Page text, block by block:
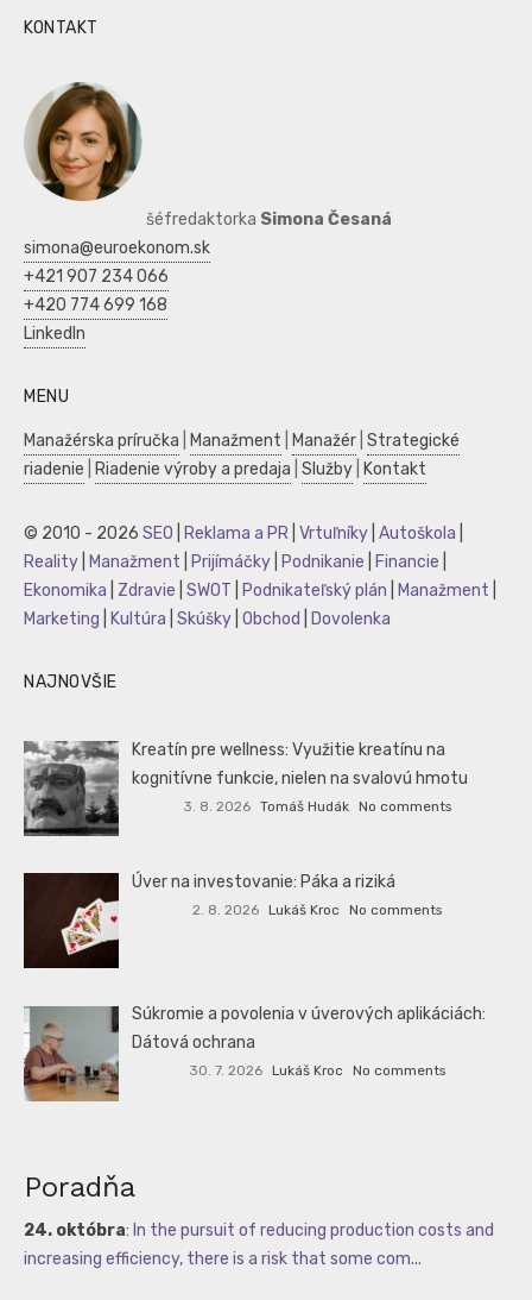
KONTAKT
šéfredaktorka Simona Česaná
simona@euroekonom.sk
+421 907 234 066
+420 774 699 168
LinkedIn
MENU
Manažérska príručka Manažment Manažér Strategické
riadenie
Riadenie výroby a predaja Služby Kontakt
© 2010 - 2026 SEO Reklama a PR Vrtuľníky Autoškola
Reality
Manažment Prijímáčky Podnikanie Financie
Ekonomika
Zdravie SWOT Podnikateľský plán Manažment
Marketing
Kultúra Skúšky Obchod Dovolenka
NAJNOVŠIE
Kreatín pre wellness: Využitie kreatínu na
kognitívne funkcie, nielen na svalovú hmotu
3. 8. 2026 Tomáš Hudák No comments
Úver na investovanie: Páka a riziká
2. 8. 2026 Lukáš Kroc No comments
Súkromie a povolenia v úverových aplikáciách:
Dátová ochrana
30. 7. 2026 Lukáš Kroc No comments
Poradňa
24. októbra: In the pursuit of reducing production costs and
increasing efficiency, there is a risk that some com...